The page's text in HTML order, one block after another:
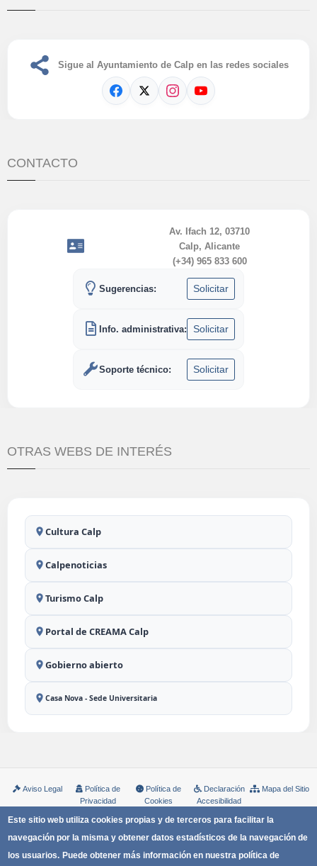
Este sitio web utiliza cookies propias y de terceros para facilitar la
navegación por la misma y obtener datos estadísticos de la navegación de
los usuarios. Puede obtener más información en nuestra política de
Sigue al Ayuntamiento de Calp en las redes sociales
CONTACTO
Av. Ifach 12, 03710
Calp, Alicante
(+34) 965 833 600
Sugerencias: Solicitar
Info. administrativa: Solicitar
Soporte técnico: Solicitar
OTRAS WEBS DE INTERÉS
Cultura Calp
Calpenoticias
Turismo Calp
Portal de CREAMA Calp
Gobierno abierto
Casa Nova - Sede Universitaria
Aviso Legal
Política de
Privacidad
Política de
Cookies
Declaración
Accesibilidad
Mapa del Sitio